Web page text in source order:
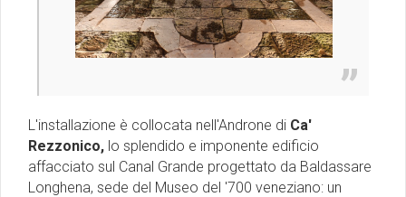
L'installazione è collocata nell'Androne di Ca'
Rezzonico, lo splendido e imponente edificio
affacciato sul Canal Grande progettato da Baldassare
Longhena, sede del Museo del '700 veneziano: un